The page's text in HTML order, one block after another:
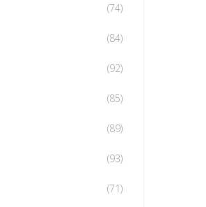
(74)
(84)
(92)
(85)
(89)
(93)
(71)